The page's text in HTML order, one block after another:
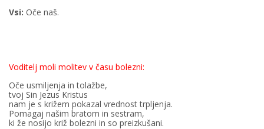
Vsi: Oče naš.
Voditelj moli molitev v času bolezni:
Oče usmiljenja in tolažbe,
tvoj Sin Jezus Kristus
nam je s križem pokazal vrednost trpljenja.
Pomagaj našim bratom in sestram,
ki že nosijo križ bolezni in so preizkušani.